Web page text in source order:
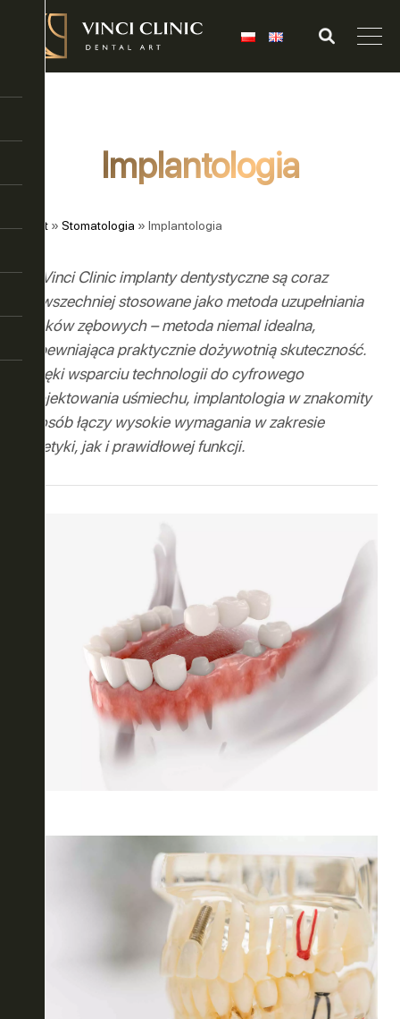
Implantologia
Start » Stomatologia » Implantologia
W Vinci Clinic implanty dentystyczne są coraz
powszechniej stosowane jako metoda uzupełniania
braków zębowych – metoda niemal idealna,
zapewniająca praktycznie dożywotnią skuteczność.
Dzięki wsparciu technologii do cyfrowego
projektowania uśmiechu, implantologia w znakomity
sposób łączy wysokie wymagania w zakresie
estetyki, jak i prawidłowej funkcji.